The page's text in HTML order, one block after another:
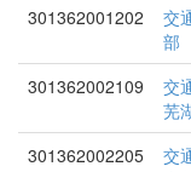
301362001202
交
部
301362002109
交
芜
301362002205
交